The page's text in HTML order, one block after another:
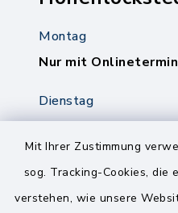
Mit Ihrer Zustimmung
sog. Tracking-Cookies, die
verstehen, wie unsere
Montag
Nur mit
Dienstag
8.00-12.00 Uhr
14.00-18.00 Uhr